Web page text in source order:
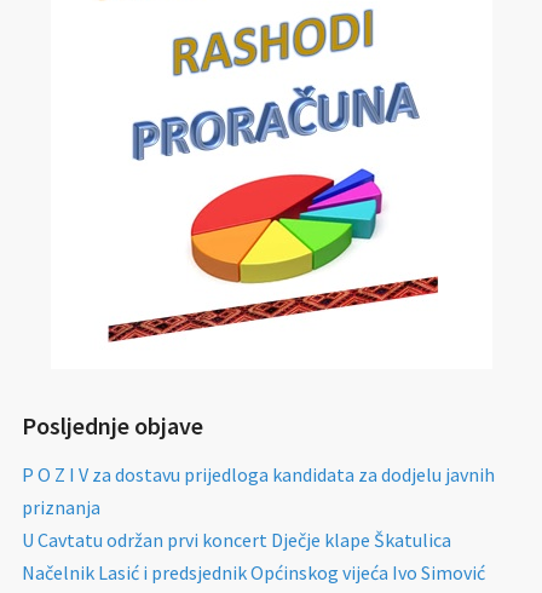
Posljednje objave
P O Z I V za dostavu prijedloga kandidata za dodjelu javnih
priznanja
U Cavtatu održan prvi koncert Dječje klape Škatulica
Načelnik Lasić i predsjednik Općinskog vijeća Ivo Simović